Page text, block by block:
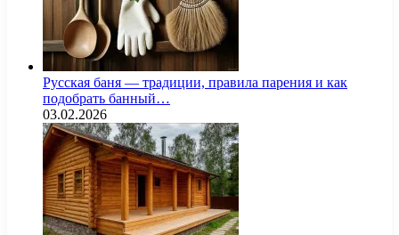
Русская баня — традиции, правила парения и как
подобрать банный…
03.02.2026